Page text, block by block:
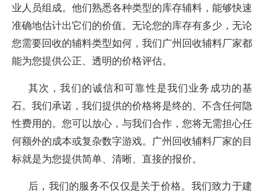
业人员组成。他们熟悉各种类型的库存辅料，能够快速
准确地估计出它们的价值。无论您的库存有多少，无论
您需要回收的辅料类型如何，我们广州回收辅料厂家都
能为您提供公正、透明的价格评估。
其次，我们的诚信和可靠性是我们业务成功的基
石。我们承诺，我们提供的价格将是终的、不含任何隐
性费用的。您可以放心，与我们合作，您将无需担心任
何额外的成本或复杂数字游戏。广州回收辅料厂家的目
标就是为您提供简单、清晰、直接的报价。
后，我们的服务不仅仅是关于价格。我们致力于建